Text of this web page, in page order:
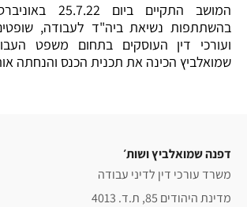
המושב
התקיים ביום
בהשתתפות נשיאת ביה"ד לעבודה,
ועורכי דין העוסקים בתחום משפט
שמואלביץ הכינה את תכנית הכנס והנחתה
דפנה שמואלביץ ושות׳
משרד עורכי דין לדיני עבודה
מדינת היהודים 85, ת.ד. 4013